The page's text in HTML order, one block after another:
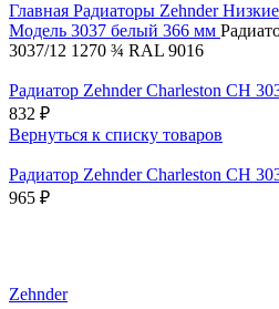
Главная Радиаторы ZehnderНизкие
Модель 3037 белый 366 мм
3037/12 1270 ¾ RAL 9016
Радиатор Zehnder Charleston CH
832 ₽
Вернуться к списку товаров
Радиатор Zehnder Charleston CH
965 ₽
Zehnder